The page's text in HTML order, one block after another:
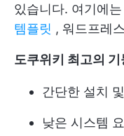
있습니다. 여기에
템플릿 , 워드프레
도쿠위키 최고의 기
간단한 설치
낮은 시스템